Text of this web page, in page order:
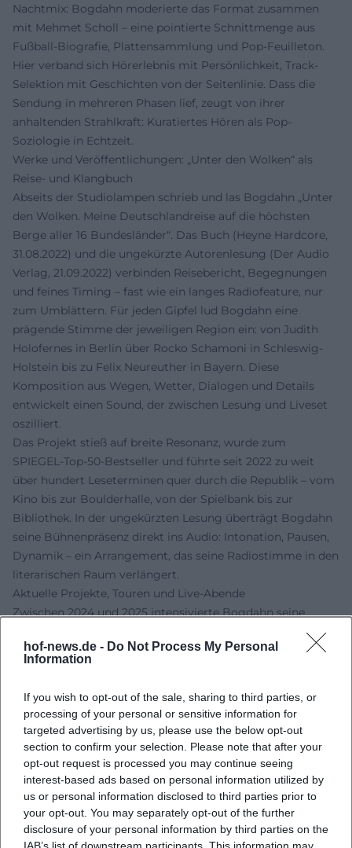
hof-news.de - Do Not Process My Personal
Information
If you wish to opt-out of the sale, sharing to third parties, or
processing of your personal or sensitive information for
targeted advertising by us, please use the below opt-out
section to confirm your selection. Please note that after your
opt-out request is processed you may continue seeing
interest-based ads based on personal information utilized by
us or personal information disclosed to third parties prior to
your opt-out. You may separately opt-out of the further
disclosure of your personal information by third parties on the
IAB’s list of downstream participants. This information may
Nachtmix: Bogdahn moderierte das Format zusammen
mit Mehmet Scholl – eine pointierte Schnittmenge aus
Fußball-Biografie, Plattensammlung und Pop-Feuilleton.
Hier verband sich Hörerlebnis mit Persönlichkeit, Track-
Selektion mit Geschichten von der Seitenlinie. Dass die
Sendung in mehreren Phasen lief, zeugt von ihrer
anhaltenden Strahlkraft: Kuratiertes Hören als Pop-
Soziologie in Echtzeit.
Werke und Veröffentlichungen: „Unter den Wolken“ als
Reise- und Klangbuch
Abseits der Studiolampen schrieb und las Bogdahn „Unter
den Wolken. Meine Deutschlandreise auf die höchsten
Berge aller 16 Bundesländer“. Das Buch (Heyne Hardcore,
31.08.2022) und die ungekürzte Autorenlesung (Der Audio
Verlag, 21.09.2022) verbinden Reisebericht, Begegnungen
und feines Timing – fast wie ein langes Radiofeature, nur
zum Umblättern. Für jeden Gipfel lud Bogdahn eine
prägende Stimme der jeweiligen Region ein: von Judith
Holofernes in Berlin über Rocko Schamoni in Schleswig-
Holstein bis zu Felix Neureuther in Bayern. Diese
Komposition aus Wegen, Wetter, Dialogen und Details
entwickelt einen Sound, der zwischen Lesung und Liveset
oszilliert.
Das Projekt stieß auf breite Resonanz, wurde zum
SPIEGEL-Top-50-Bestseller und führte seit 2022 zu weit
über hundert Leseterminen quer durch die Republik – vom
Kino bis zur Boulderhalle, von der Spielbank bis zur
Bibliothek. In der ungekürzten Lesung überträgt Bogdahn
seine Bühnenpräsenz direkt ins Audio: Intonation, Pausen,
Dynamik – ein Arrangement, das seine Radiostimme in den
literarischen Raum verlängert.
Aktuelle Projekte, Touren und Live-Abende
Zwischen 2024 und 2025 intensivierte Bogdahn seine
Lesereisen zu „Unter den Wolken“ – mit Abenden, die mehr
können als reines Vorlesen: Erzählpassagen, spontane
präsent: Interviews und Talks dokumentieren, wie er
kulturelle, gesellschaftliche und sportliche Themen in
Echtzeit kontextualisiert. Einzelne Zündfunk-
Sonderausgaben kommen zusätzlich als Live-Events auf
Bühnen – dort, wo Popgeschichte als Gegenwartserlebnis
hörbar wird.
Für Musikliebhaberinnen und -liebhaber sind diese Termine
wertvoll: Sie erleben kuratorische Arbeit unmittelbar,